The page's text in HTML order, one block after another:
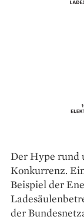
Der Hype rund
Konkurrenz.
Beispiel der
der